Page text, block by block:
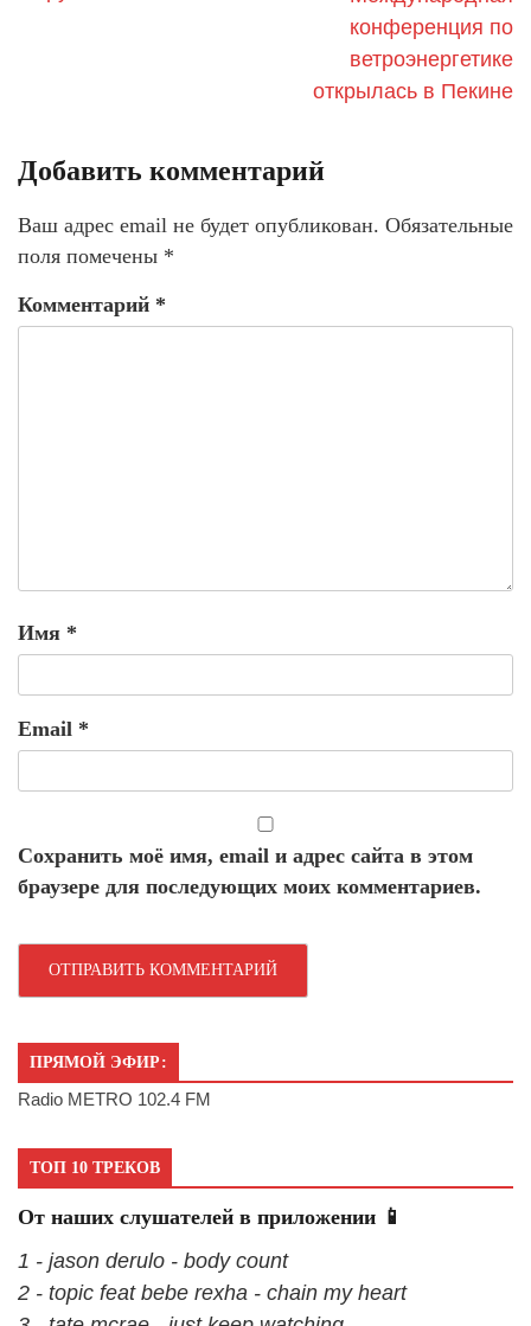
конференция по
ветроэнергетике
открылась в Пекине
Добавить комментарий
Ваш адрес email не будет опубликован. Обязательные
поля помечены *
Комментарий *
Имя *
Email *
Сохранить моё имя, email и адрес сайта в этом
браузере для последующих моих комментариев.
ПРЯМОЙ ЭФИР:
Radio METRO 102.4 FM
ТОП 10 ТРЕКОВ
От наших слушателей в приложении 📱
1 - jason derulo - body count
2 - topic feat bebe rexha - chain my heart